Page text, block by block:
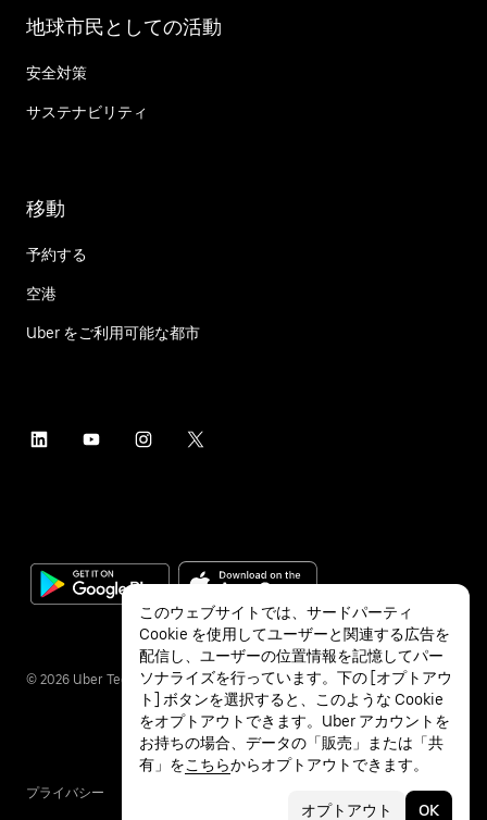
地球市民としての活動
安全対策
サステナビリティ
移動
予約する
空港
Uber をご利用可能な都市
© 2026 Uber Technologies Inc.
プライバシー
このウェブサイトでは、サードパーティ
Cookie を使用してユーザーと関連する広告を
配信し、ユーザーの位置情報を記憶してパー
ソナライズを行っています。下の [オプトアウ
ト] ボタンを選択すると、このような Cookie
をオプトアウトできます。Uber アカウントを
お持ちの場合、データの「販売」または「共
有」をこちらからオプトアウトできます。
オプトアウト OK